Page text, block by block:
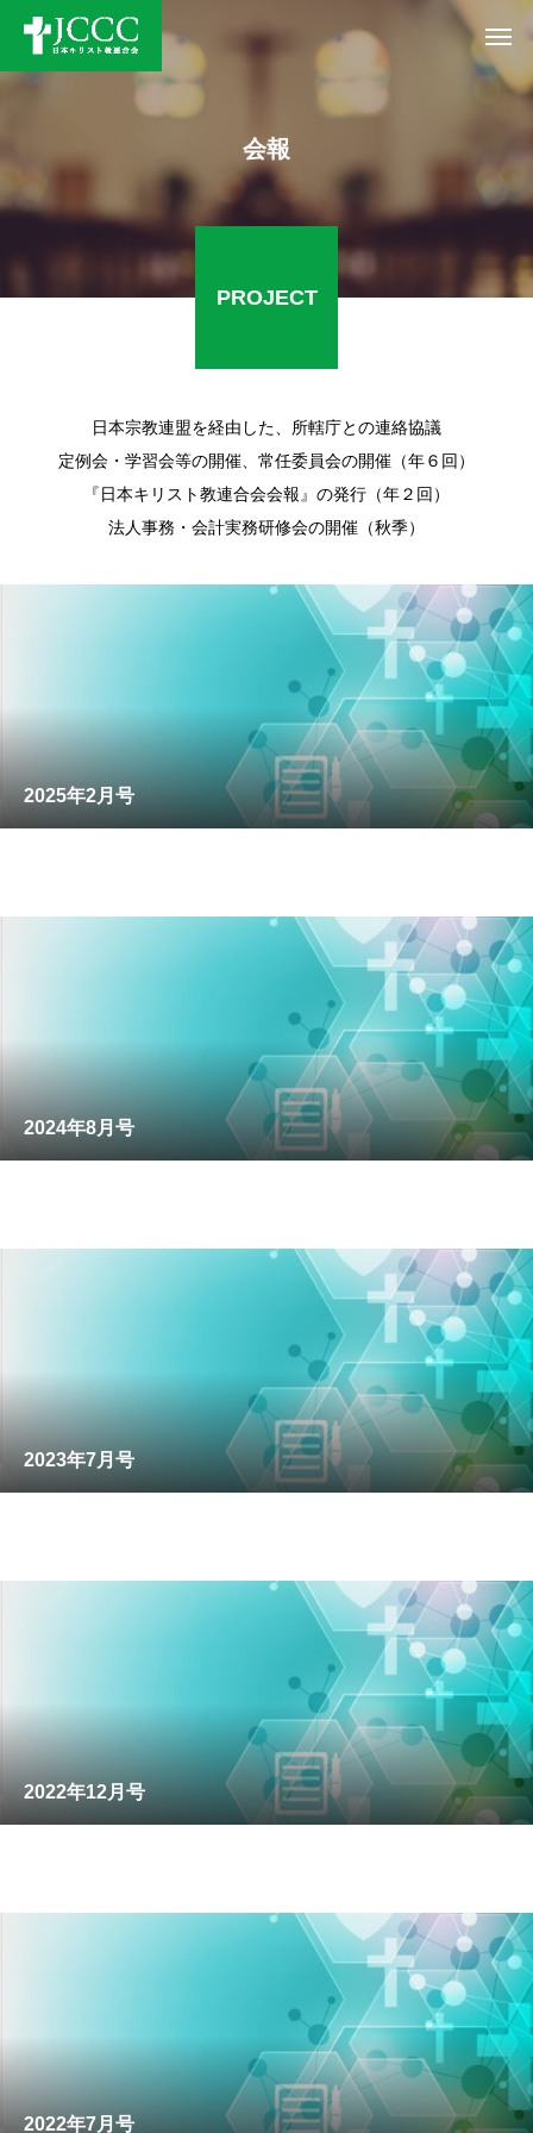
会報
PROJECT
日本宗教連盟を経由した、所轄庁との連絡協議
定例会・学習会等の開催、常任委員会の開催（年６回）
『日本キリスト教連合会会報』の発行（年２回）
法人事務・会計実務研修会の開催（秋季）
2025年2月号
2024年8月号
2023年7月号
2022年12月号
2022年7月号